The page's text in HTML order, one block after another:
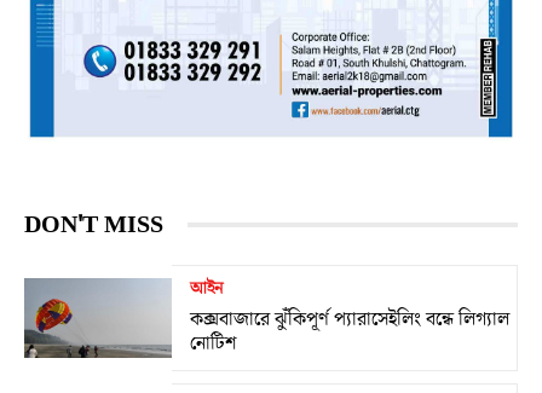
DON'T MISS
আইন
কক্সবাজারে ঝুঁকিপূর্ণ প্যারাসেইলিং বন্ধে লিগ্যাল
নোটিশ